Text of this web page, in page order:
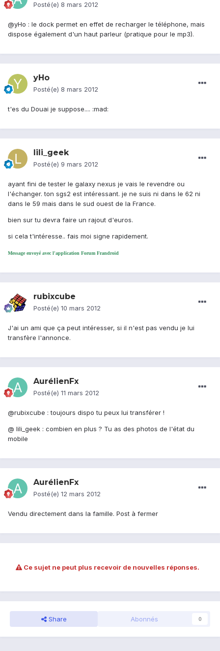
Posté(e) 8 mars 2012
@yHo : le dock permet en effet de recharger le téléphone, mais
dispose également d'un haut parleur (pratique pour le mp3).
yHo
Posté(e) 8 mars 2012
t'es du Douai je suppose.... :mad:
lili_geek
Posté(e) 9 mars 2012
ayant fini de tester le galaxy nexus je vais le revendre ou
l'échanger. ton sgs2 est intéressant. je ne suis ni dans le 62 ni
dans le 59 mais dans le sud ouest de la France.
bien sur tu devra faire un rajout d'euros.
si cela t'intéresse.. fais moi signe rapidement.
Message envoyé avec l'application Forum Frandroid
rubixcube
Posté(e) 10 mars 2012
J'ai un ami que ça peut intéresser, si il n'est pas vendu je lui
transfère l'annonce.
AurélienFx
Posté(e) 11 mars 2012
@rubixcube : toujours dispo tu peux lui transférer !
@ lili_geek : combien en plus ? Tu as des photos de l'état du
mobile
AurélienFx
Posté(e) 12 mars 2012
Vendu directement dans la famille. Post à fermer
Ce sujet ne peut plus recevoir de nouvelles réponses.
Share Abonnés 0